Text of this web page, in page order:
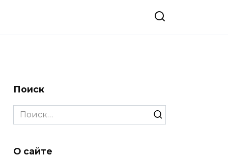
Поиск
Search
for:
О сайте